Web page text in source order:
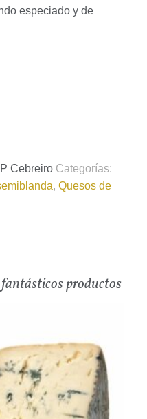
especiado y de
Cebreiro Categorías:
, Quesos de
fantásticos productos